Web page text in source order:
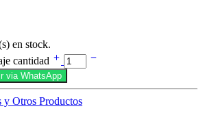
en stock.
cantidad
via WhatsApp
y Otros Productos